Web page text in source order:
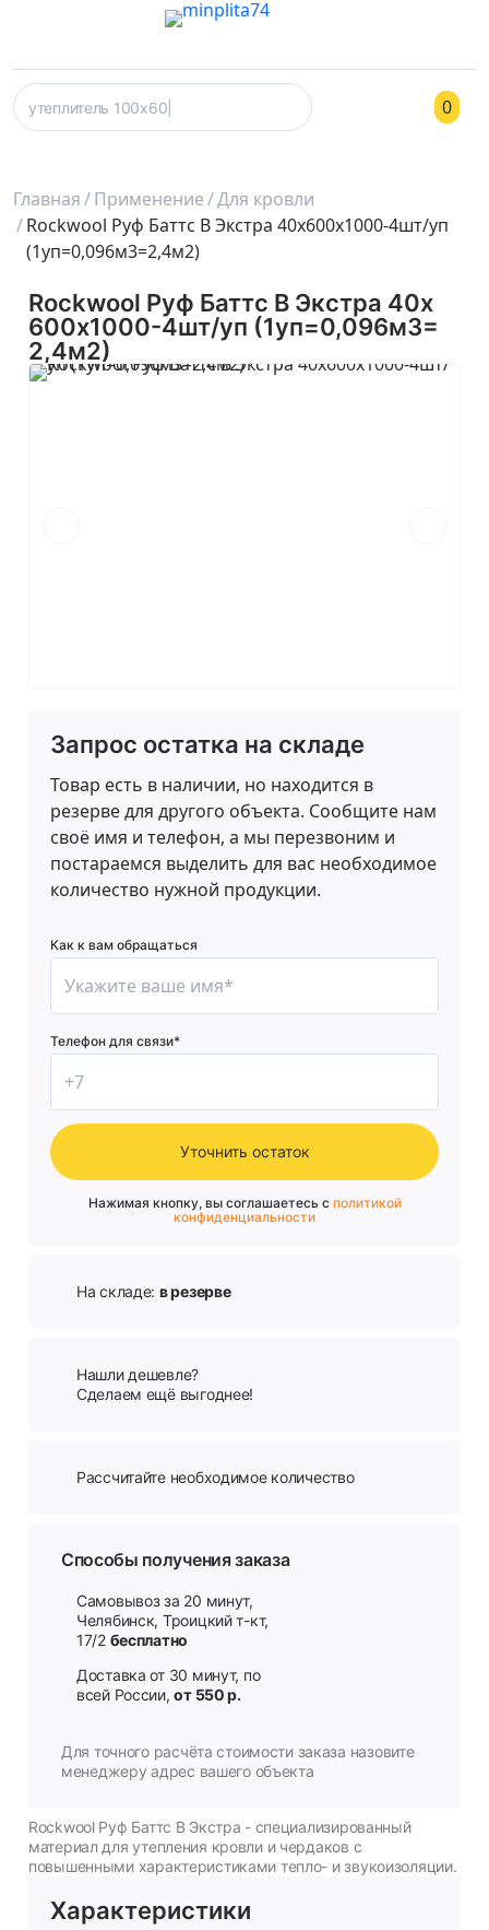
0
Главная Применение Для кровли
Rockwool Руф Баттс В Экстра 40х600х1000-4шт/уп
(1уп=0,096м3=2,4м2)
Rockwool Руф Баттс В Экстра 40х
600х1000-4шт/уп (1уп=0,096м3=
2,4м2)
Запрос остатка на складе
Товар есть в наличии, но находится в
резерве для другого объекта. Сообщите нам
своё имя и телефон, а мы перезвоним и
постараемся выделить для вас необходимое
количество нужной продукции.
Как к вам обращаться
Телефон для связи*
Уточнить остаток
Нажимая кнопку, вы соглашаетесь с политикой
конфиденциальности
На складе: в резерве
Нашли дешевле?
Сделаем ещё выгоднее!
Рассчитайте необходимое количество
Способы получения заказа
Самовывоз за 20 минут,
Челябинск, Троицкий т-кт,
17/2 бесплатно
Доставка от 30 минут, по
всей России,от 550 р.
Для точного расчёта стоимости заказа назовите
менеджеру адрес вашего объекта
Rockwool Руф Баттс В Экстра - специализированный
материал для утепления кровли и чердаков с
повышенными характеристиками тепло- и звукоизоляции.
Характеристики